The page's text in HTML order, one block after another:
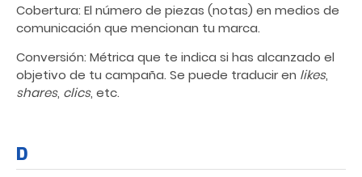
Cobertura: El número de piezas (notas) en medios de
comunicación que mencionan tu marca.
Conversión: Métrica que te indica si has alcanzado el
objetivo de tu campaña. Se puede traducir en likes,
shares, clics, etc.
D